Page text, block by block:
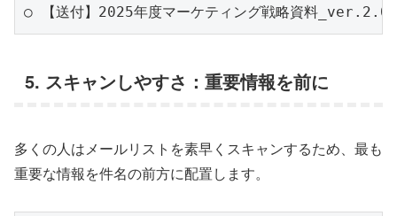
5. スキャンしやすさ：重要情報を前に
多くの人はメールリストを素早くスキャンするため、最も
重要な情報を件名の前方に配置します。